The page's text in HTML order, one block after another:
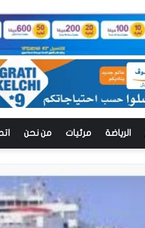
الرياضة مرئيات من نحن